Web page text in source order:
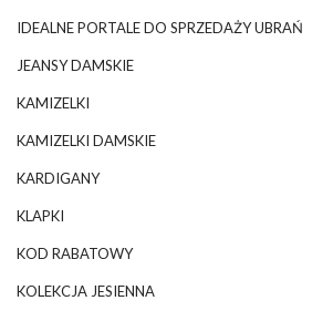
IDEALNE PORTALE DO SPRZEDAŻY UBRAŃ
JEANSY DAMSKIE
KAMIZELKI
KAMIZELKI DAMSKIE
KARDIGANY
KLAPKI
KOD RABATOWY
KOLEKCJA JESIENNA